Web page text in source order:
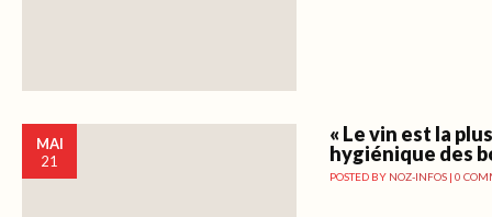
MAI
21
« Le vin est la
hygiénique des
POSTED BY NOZ-INFOS | 0